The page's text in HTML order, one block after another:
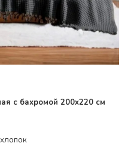
с бахромой 200x220 см